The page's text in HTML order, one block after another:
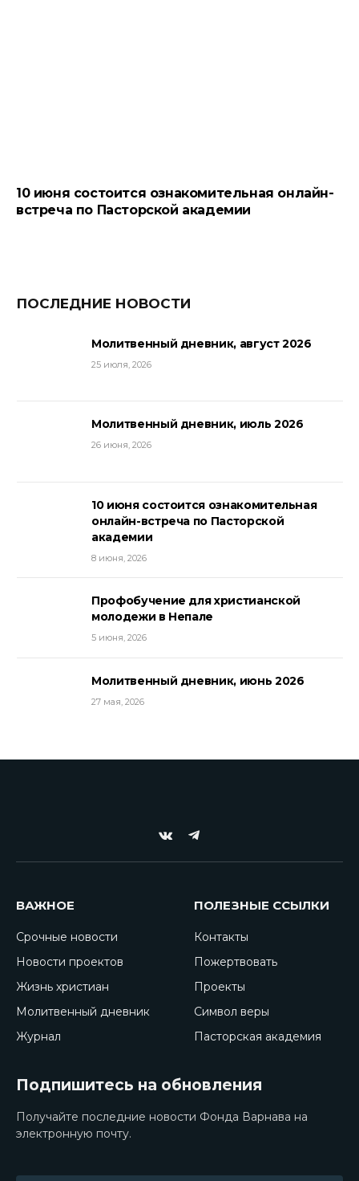
10 июня состоится ознакомительная онлайн-
встреча по Пасторской академии
ПОСЛЕДНИЕ НОВОСТИ
Молитвенный дневник, август 2026
25 июля, 2026
Молитвенный дневник, июль 2026
26 июня, 2026
10 июня состоится ознакомительная
онлайн-встреча по Пасторской
академии
8 июня, 2026
Профобучение для христианской
молодежи в Непале
5 июня, 2026
Молитвенный дневник, июнь 2026
27 мая, 2026
VKontakte
Telegram
ВАЖНОЕ
Срочные новости
Новости проектов
Жизнь христиан
Молитвенный дневник
Журнал
ПОЛЕЗНЫЕ ССЫЛКИ
Контакты
Пожертвовать
Проекты
Символ веры
Пасторская академия
Подпишитесь на обновления
Получайте последние новости Фонда Варнава на
электронную почту.